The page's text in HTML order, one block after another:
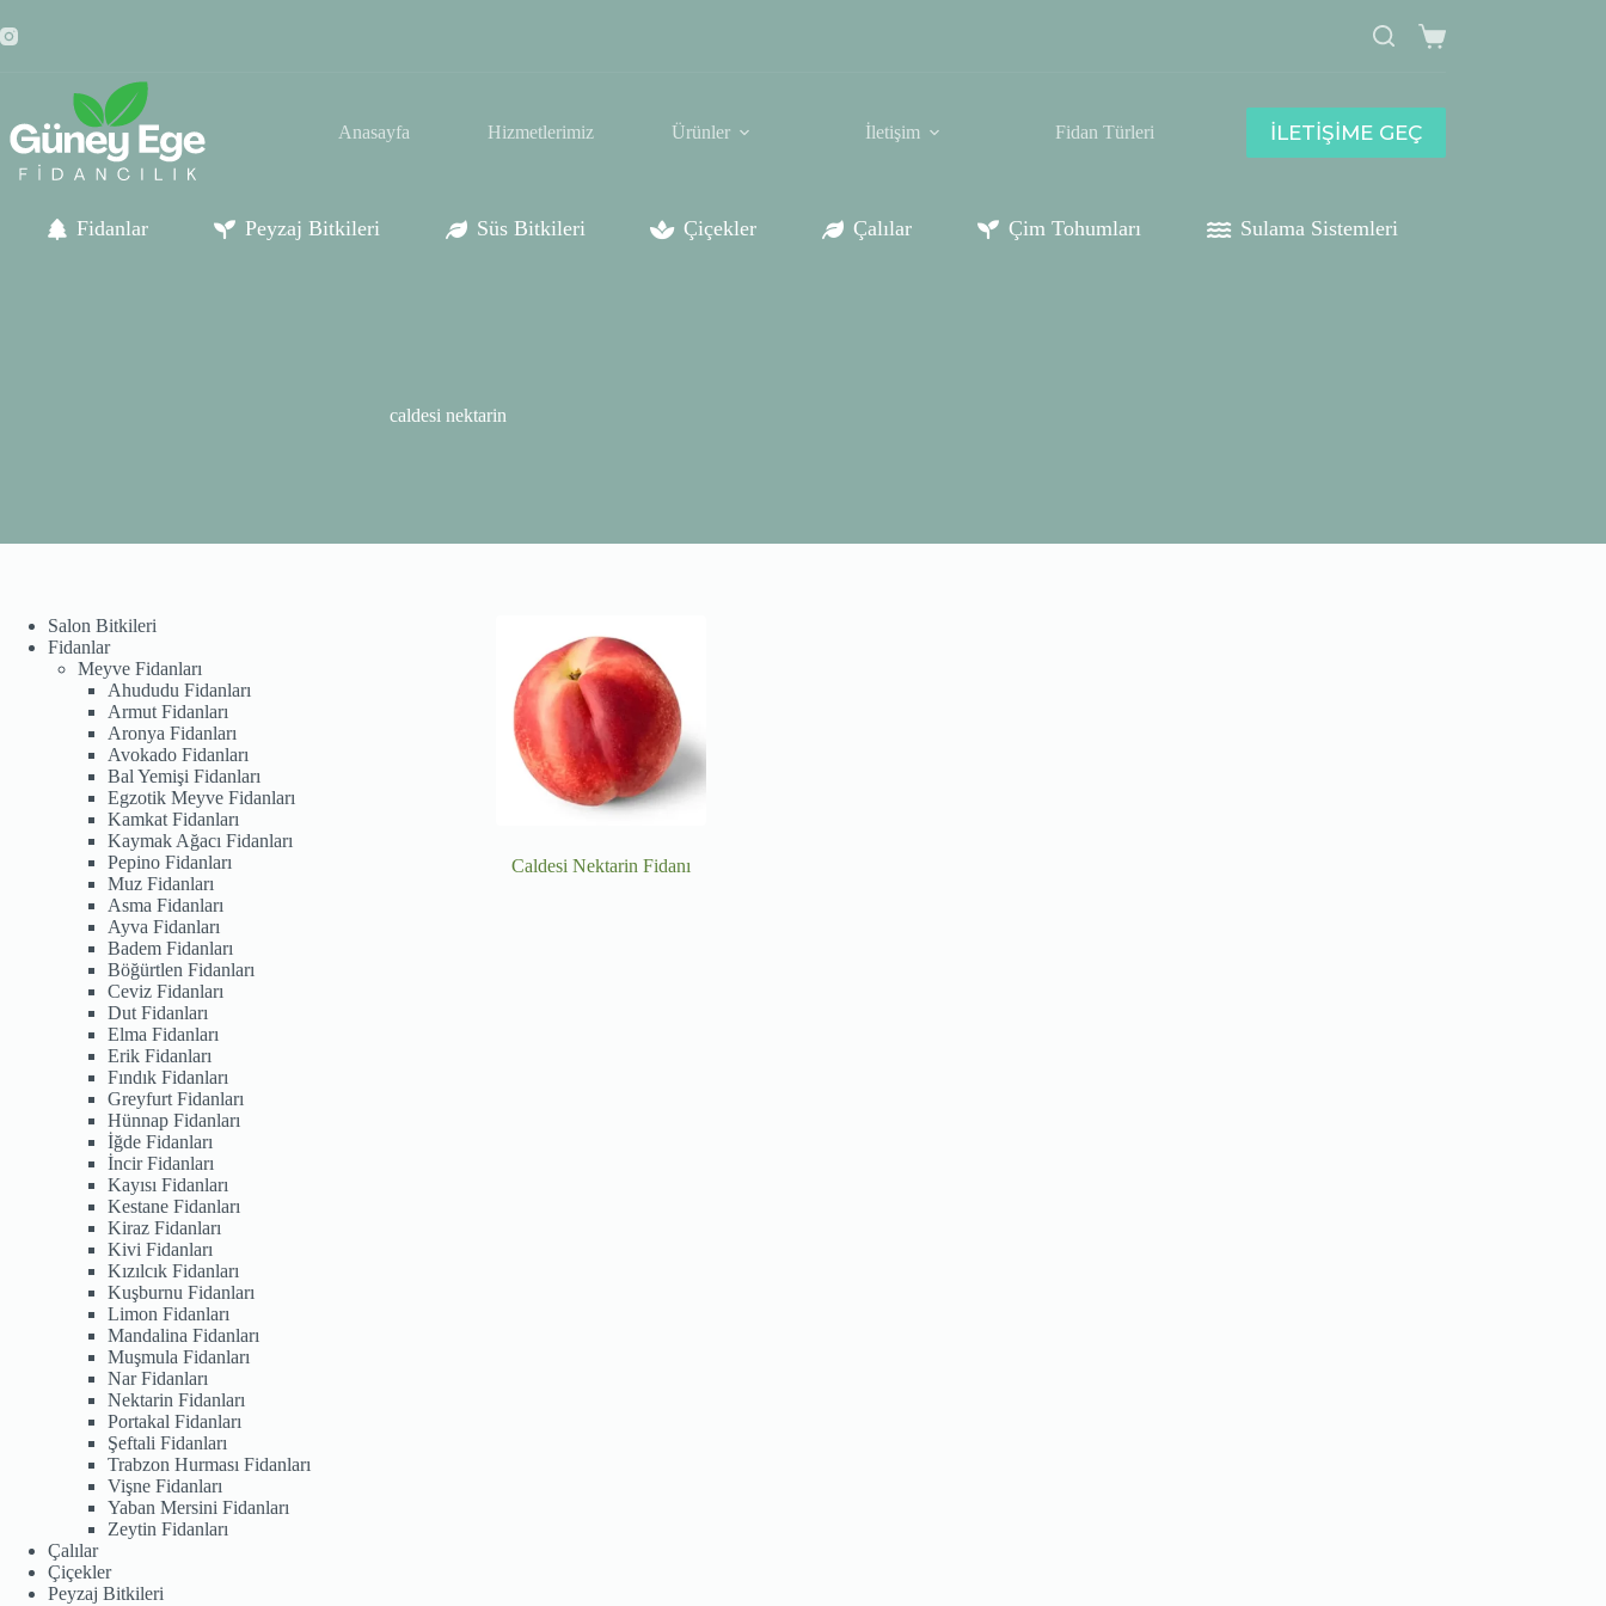
to
content
Shopping
Anasayfa Hizmetlerimiz Ürünler İletişim Fidan Türleri İLETİŞİME GEÇ
Fidanlar Peyzaj Bitkileri Süs Bitkileri Çiçekler Çalılar Çim Tohumları Sulama Sistemleri
caldesi nektarin
Caldesi Nektarin Fidanı
Salon Bitkileri
Fidanlar
Meyve Fidanları
Ahududu Fidanları
Armut Fidanları
Aronya Fidanları
Avokado Fidanları
Bal Yemişi Fidanları
Egzotik Meyve Fidanları
Kamkat Fidanları
Kaymak Ağacı Fidanları
Pepino Fidanları
Muz Fidanları
Asma Fidanları
Ayva Fidanları
Badem Fidanları
Böğürtlen Fidanları
Ceviz Fidanları
Dut Fidanları
Elma Fidanları
Erik Fidanları
Fındık Fidanları
Greyfurt Fidanları
Hünnap Fidanları
İğde Fidanları
İncir Fidanları
Kayısı Fidanları
Kestane Fidanları
Kiraz Fidanları
Kivi Fidanları
Kızılcık Fidanları
Kuşburnu Fidanları
Limon Fidanları
Mandalina Fidanları
Muşmula Fidanları
Nar Fidanları
Nektarin Fidanları
Portakal Fidanları
Şeftali Fidanları
Trabzon Hurması Fidanları
Vişne Fidanları
Yaban Mersini Fidanları
Zeytin Fidanları
Çalılar
Çiçekler
Peyzaj Bitkileri